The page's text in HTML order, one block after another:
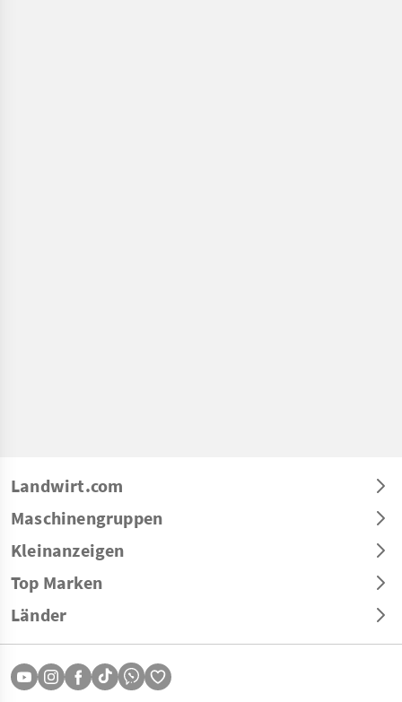
Landwirt.com
Maschinengruppen
Kleinanzeigen
Top Marken
Länder